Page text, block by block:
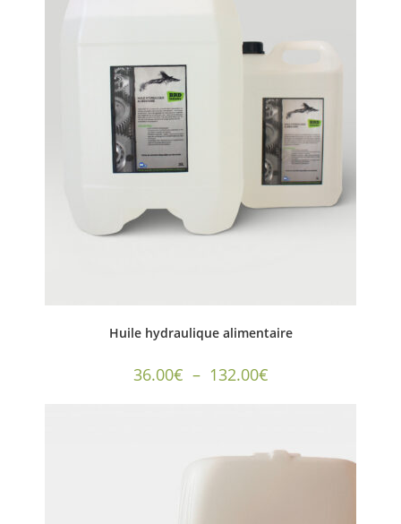
Huile hydraulique alimentaire
36.00€ – 132.00€